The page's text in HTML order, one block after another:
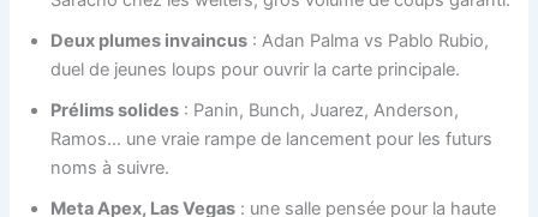
Deux plumes invaincus : Adan Palma vs Pablo Rubio,
duel de jeunes loups pour ouvrir la carte principale.
Prélims solides : Panin, Bunch, Juarez, Anderson,
Ramos… une vraie rampe de lancement pour les futurs
noms à suivre.
Meta Apex, Las Vegas : une salle pensée pour la haute